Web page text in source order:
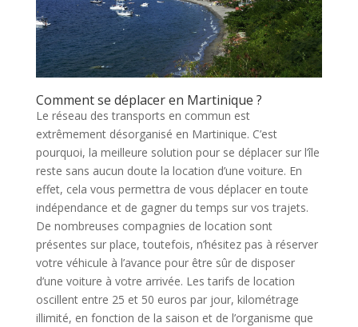
Comment se déplacer en Martinique ?
Le réseau des transports en commun est
extrêmement désorganisé en Martinique. C’est
pourquoi, la meilleure solution pour se déplacer sur l’île
reste sans aucun doute la location d’une voiture. En
effet, cela vous permettra de vous déplacer en toute
indépendance et de gagner du temps sur vos trajets.
De nombreuses compagnies de location sont
présentes sur place, toutefois, n’hésitez pas à réserver
votre véhicule à l’avance pour être sûr de disposer
d’une voiture à votre arrivée. Les tarifs de location
oscillent entre 25 et 50 euros par jour, kilométrage
illimité, en fonction de la saison et de l’organisme que